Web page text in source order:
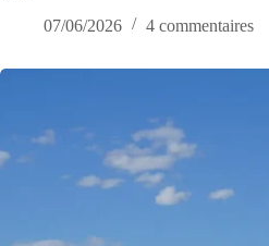
07/06/2026
4 commentaires